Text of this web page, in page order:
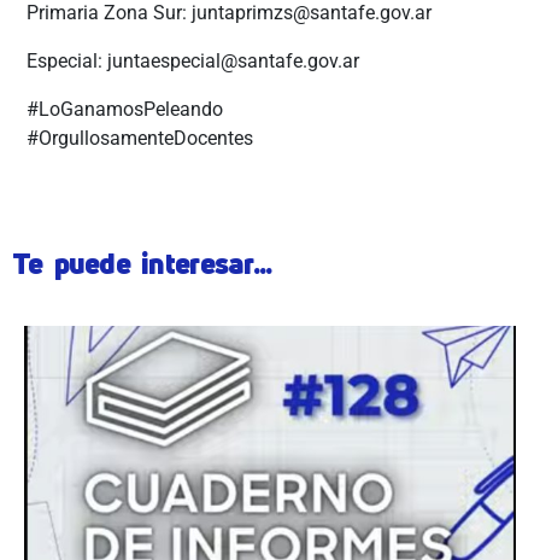
Primaria Zona Sur: juntaprimzs@santafe.gov.ar
Especial: juntaespecial@santafe.gov.ar
#LoGanamosPeleando
#OrgullosamenteDocentes
Te puede interesar...